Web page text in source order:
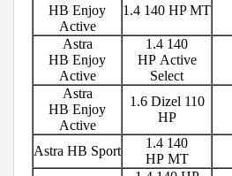
HB Enjoy
Active
1.4 140 HP MT
Astra
HB Enjoy
Active
1.4 140
HP Active
Select
Astra
HB Enjoy
Active
1.6 Dizel 110
HP
Astra HB Sport
1.4 140
HP MT